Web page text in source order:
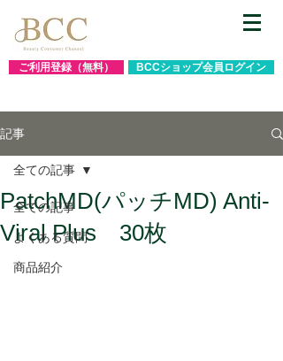
ご利用登録（無料） BCCショップ会員ログイン
記事
全ての記事
よくある質問
商品紹介
全ての記事
PatchMD(パッチMD) Anti-
Viral Plus 30枚